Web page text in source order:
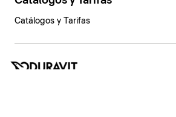
Catálogos y Tarifas